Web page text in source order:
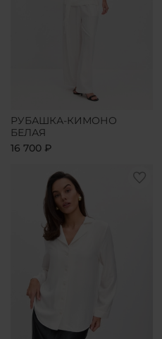
РУБАШКА-КИМОНО
БЕЛАЯ
16 700 ₽